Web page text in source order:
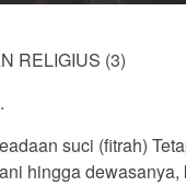
RELIGIUS (3)
suci (fitrah)
hingga